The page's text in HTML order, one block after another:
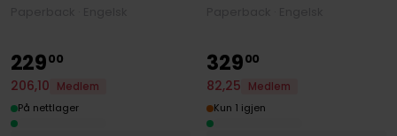
22900
206,10
Medlem
På nettlager
32900
82,25
Medlem
Kun 1 igjen